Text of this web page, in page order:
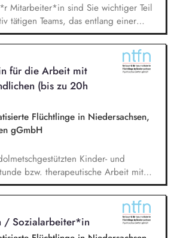
Mitarbeiter*in sind Sie wichtiger Teil
tätigen Teams, das entlang einer
soziale Innovation
die Geschäftsführung bei der
und entwickeln dabei
der Stiftung weiter. Sie
Erkenntnisse in
entlang unserer
für die Arbeit mit
(bis zu 20h
Flüchtlinge in Niedersachsen,
gGmbH
Kinder- und
bzw. therapeutische Arbeit mit
und Jugendlichen /
Fachberatung, Dokumentation und
Stellungnahmen, Mitarbeit in
und Arbeitsgruppen.
/ Sozialarbeiter*in